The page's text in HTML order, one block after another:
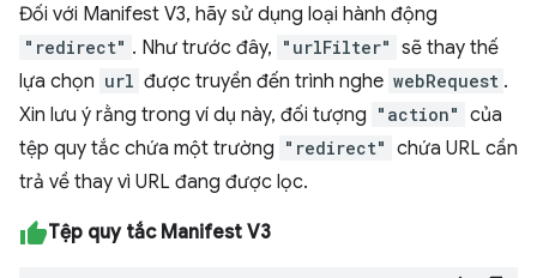
Đối với Manifest V3, hãy sử dụng loại hành động
"redirect" . Như trước đây, "urlFilter" sẽ thay thế
lựa chọn url được truyền đến trình nghe webRequest .
Xin lưu ý rằng trong ví dụ này, đối tượng "action" của
tệp quy tắc chứa một trường "redirect" chứa URL cần
trả về thay vì URL đang được lọc.
Tệp quy tắc Manifest V3